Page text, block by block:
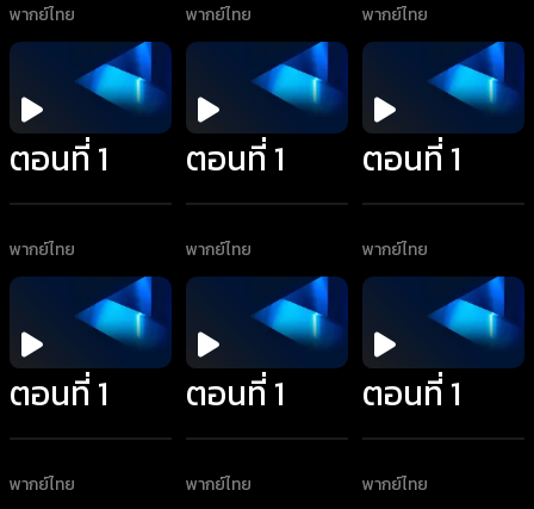
พากย์ไทย พากย์ไทย พากย์ไทย
ตอนที่ 1
พากย์ไทย
ตอนที่ 1
พากย์ไทย
ตอนที่ 1
พากย์ไทย
ตอนที่ 1
พากย์ไทย
ตอนที่ 1
พากย์ไทย
ตอนที่ 1
พากย์ไทย